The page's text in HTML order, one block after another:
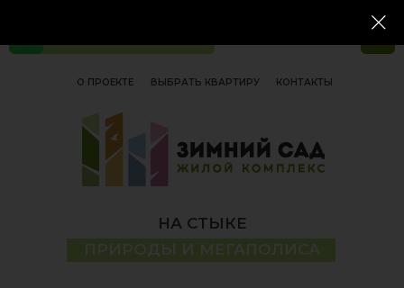
О ПРОЕКТЕ ВЫБРАТЬ КВАРТИРУ КОНТАКТЫ
НА СТЫКЕ
ПРИРОДЫ И МЕГАПОЛИСА